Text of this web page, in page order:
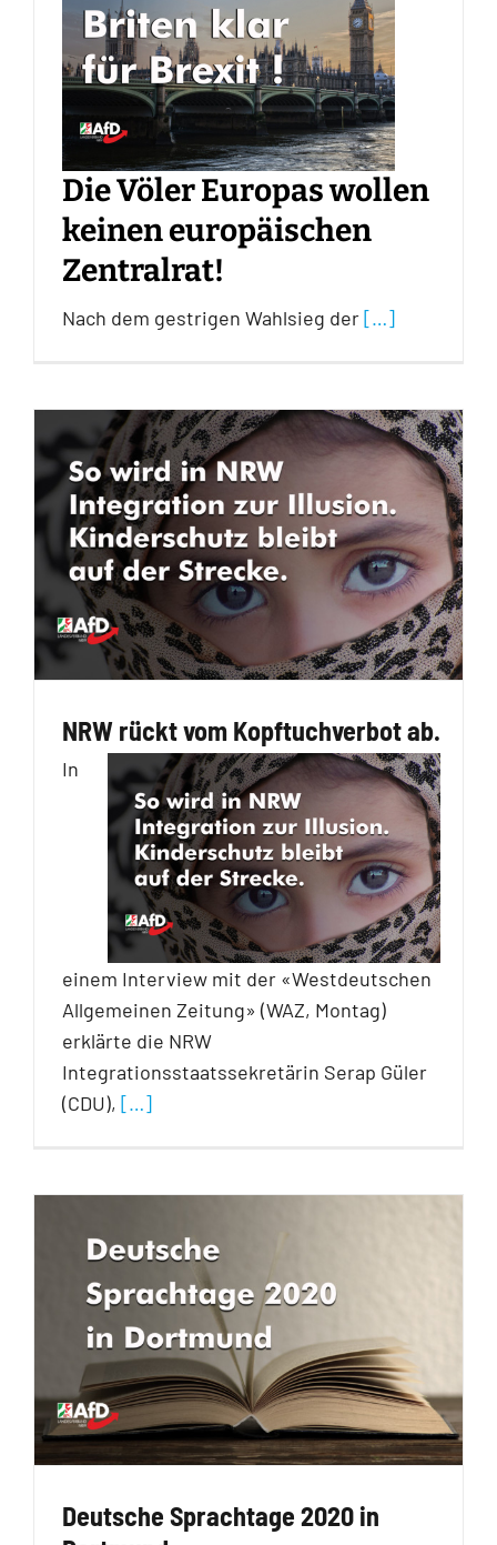
Die Völer Europas wollen
keinen europäischen
Zentralrat!
Nach dem gestrigen Wahlsieg der[…]
NRW rückt vom Kopftuchverbot ab.
In
einem Interview mit der «Westdeutschen
Allgemeinen Zeitung» (WAZ, Montag)
erklärte die NRW
Integrationsstaatssekretärin Serap Güler
(CDU), […]
Deutsche Sprachtage 2020 in